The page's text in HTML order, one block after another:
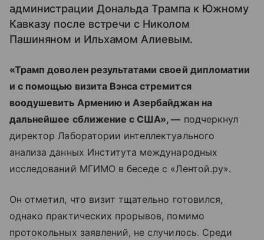
администрации Дональда Трампа к Южному
Кавказу после встречи с Николом
Пашиняном и Ильхамом Алиевым.
«Трамп доволен результатами своей дипломатии
и с помощью визита Вэнса стремится
воодушевить Армению и Азербайджан на
дальнейшее сближение с США», — подчеркнул
директор Лаборатории интеллектуального
анализа данных Института международных
исследований МГИМО в беседе с «Лентой.ру».
Он отметил, что визит тщательно готовился,
однако практических прорывов, помимо
протокольных заявлений, не случилось. Среди